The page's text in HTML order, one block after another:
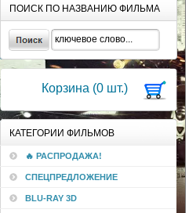
ПОИСК ПО НАЗВАНИЮ ФИЛЬМА
Корзина (0 шт.)
КАТЕГОРИИ ФИЛЬМОВ
🔥 РАСПРОДАЖА!
СПЕЦПРЕДЛОЖЕНИЕ
BLU-RAY 3D